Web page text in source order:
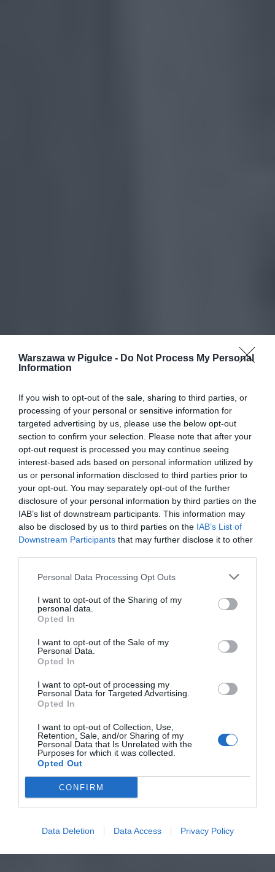
Warszawa w Pigułce - Do Not Process My Personal
Information
If you wish to opt-out of the sale, sharing to third parties, or
processing of your personal or sensitive information for
targeted advertising by us, please use the below opt-out
section to confirm your selection. Please note that after your
opt-out request is processed you may continue seeing
interest-based ads based on personal information utilized by
us or personal information disclosed to third parties prior to
your opt-out. You may separately opt-out of the further
disclosure of your personal information by third parties on the
IAB’s list of downstream participants. This information may
also be disclosed by us to third parties on the IAB’s List of
Downstream Participants that may further disclose it to other
Personal Data Processing Opt Outs
I want to opt-out of the Sharing of my
personal data.
Opted In
I want to opt-out of the Sale of my
Personal Data.
Opted In
I want to opt-out of processing my
Personal Data for Targeted Advertising.
Opted In
I want to opt-out of Collection, Use,
Retention, Sale, and/or Sharing of my
Personal Data that Is Unrelated with the
Purposes for which it was collected.
Opted Out
CONFIRM
Data Deletion Data Access Privacy Policy